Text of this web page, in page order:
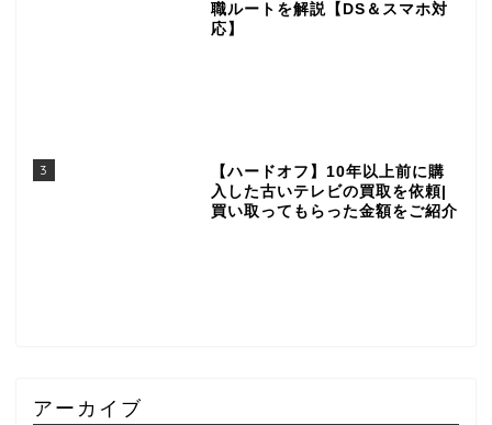
職ルートを解説【DS＆スマホ対
応】
3
【ハードオフ】10年以上前に購
入した古いテレビの買取を依頼|
買い取ってもらった金額をご紹介
アーカイブ